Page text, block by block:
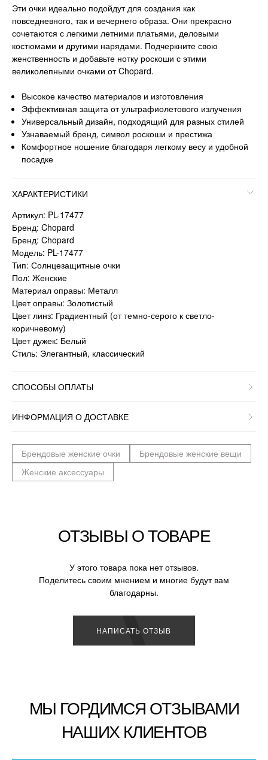
Эти очки идеально подойдут для создания как
повседневного, так и вечернего образа. Они прекрасно
сочетаются с легкими летними платьями, деловыми
костюмами и другими нарядами. Подчеркните свою
женственность и добавьте нотку роскоши с этими
великолепными очками от Chopard.
Высокое качество материалов и изготовления
Эффективная защита от ультрафиолетового излучения
Универсальный дизайн, подходящий для разных стилей
Узнаваемый бренд, символ роскоши и престижа
Комфортное ношение благодаря легкому весу и удобной
посадке
ХАРАКТЕРИСТИКИ
Артикул: PL-17477
Бренд: Chopard
Бренд: Chopard
Модель: PL-17477
Тип: Солнцезащитные очки
Пол: Женские
Материал оправы: Металл
Цвет оправы: Золотистый
Цвет линз: Градиентный (от темно-серого к светло-
коричневому)
Цвет дужек: Белый
Стиль: Элегантный, классический
СПОСОБЫ ОПЛАТЫ
ИНФОРМАЦИЯ О ДОСТАВКЕ
Брендовые женские очки
Брендовые женские вещи
Женские аксессуары
ОТЗЫВЫ О ТОВАРЕ
У этого товара пока нет отзывов.
Поделитесь своим мнением и многие будут вам
благодарны.
НАПИСАТЬ ОТЗЫВ
МЫ ГОРДИМСЯ ОТЗЫВАМИ
НАШИХ КЛИЕНТОВ